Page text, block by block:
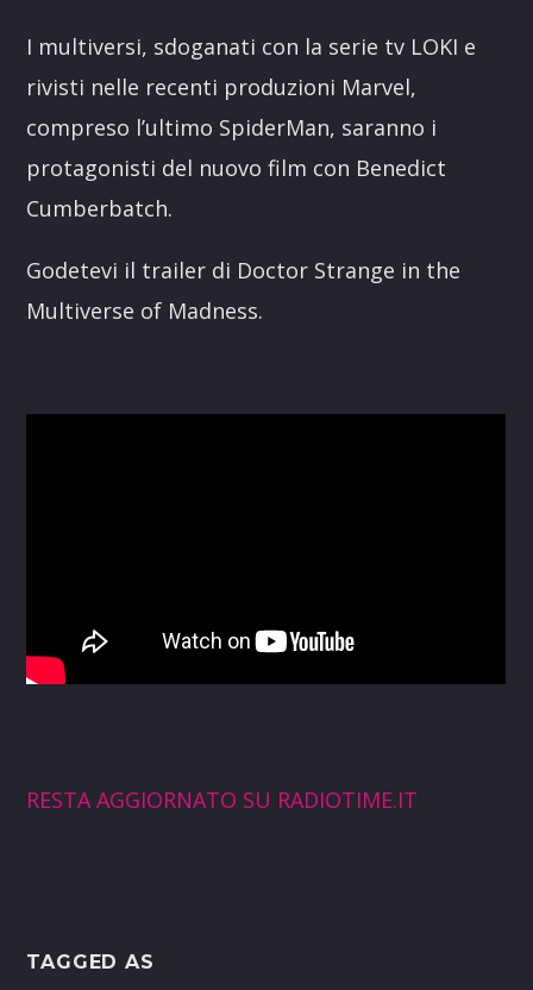
I multiversi, sdoganati con la serie tv LOKI e
rivisti nelle recenti produzioni Marvel,
compreso l’ultimo SpiderMan, saranno i
protagonisti del nuovo film con Benedict
Cumberbatch.
Godetevi il trailer di Doctor Strange in the
Multiverse of Madness.
RESTA AGGIORNATO SU RADIOTIME.IT
TAGGED AS